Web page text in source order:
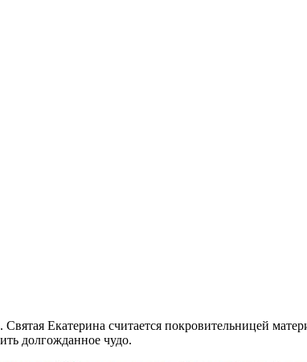
Екатерина считается покровительницей
долгожданное чудо.